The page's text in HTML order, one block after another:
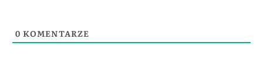
0 KOMENTARZE